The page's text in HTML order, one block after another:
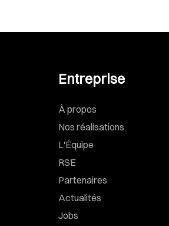
Entreprise
À propos
Nos réalisations
L'Équipe
RSE
Partenaires
Actualités
Jobs